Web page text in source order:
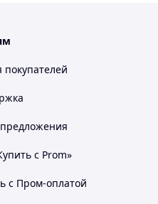
покупателей
с Prom»
с Пром-оплатой